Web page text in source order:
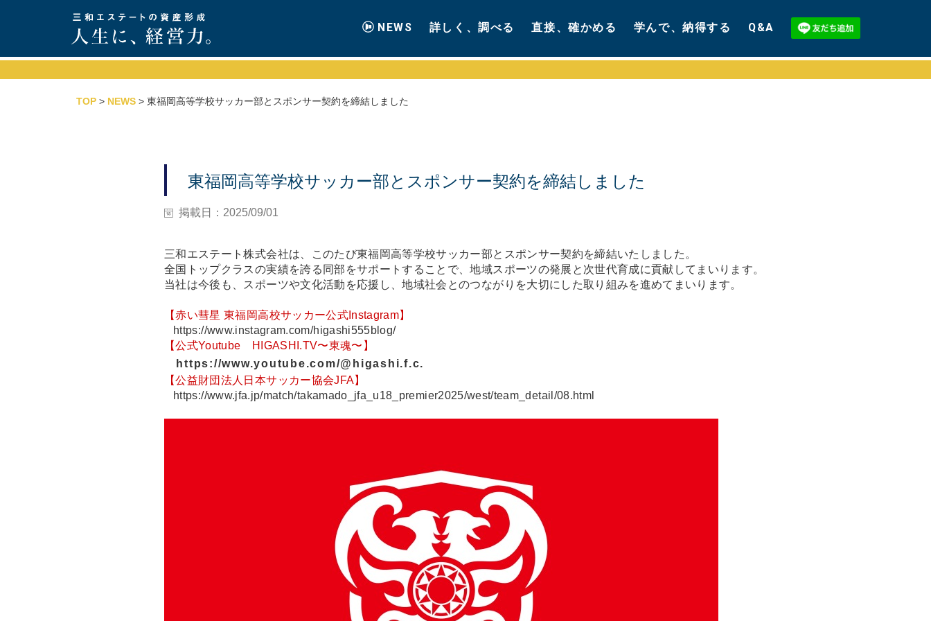
NEWS 詳しく、調べる 直接、確かめる 学んで、納得する Q&A
TOP> NEWS> 東福岡高等学校サッカー部とスポンサー契約を締結しました
東福岡高等学校サッカー部とスポンサー契約を締結しました
掲載日：2025/09/01
三和エステート株式会社は、このたび東福岡高等学校サッカー部とスポンサー契約を締結いたしました。
全国トップクラスの実績を誇る同部をサポートすることで、地域スポーツの発展と次世代育成に貢献してまいります。
当社は今後も、スポーツや文化活動を応援し、地域社会とのつながりを大切にした取り組みを進めてまいります。
【赤い彗星 東福岡高校サッカー公式Instagram】
https://www.instagram.com/higashi555blog/
【公式Youtube
HIGASHI.TV〜東魂〜 】
https://www.youtube.com/@higashi.f.c.
【公益財団法人日本サッカー協会JFA】
https://www.jfa.jp/match/takamado_jfa_u18_premier2025/west/team_detail/08.html